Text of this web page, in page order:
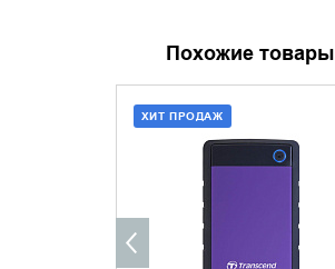
Похожие товары
ХИТ ПРОДАЖ
ДОБАВИТЬ В КОРЗИНУ
КУПИТЬ В 1 КЛИК